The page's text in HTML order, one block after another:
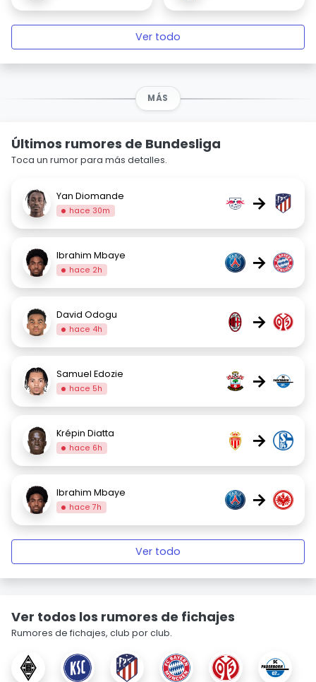
Ver todo
MÁS
Últimos rumores de Bundesliga
Toca un rumor para más detalles.
Yan Diomande
hace 30m →
Ibrahim Mbaye
hace 2h →
David Odogu
hace 4h →
Samuel Edozie
hace 5h →
Krépin Diatta
hace 6h →
Ibrahim Mbaye
hace 7h →
Ver todo
Ver todos los rumores de fichajes
Rumores de fichajes, club por club.